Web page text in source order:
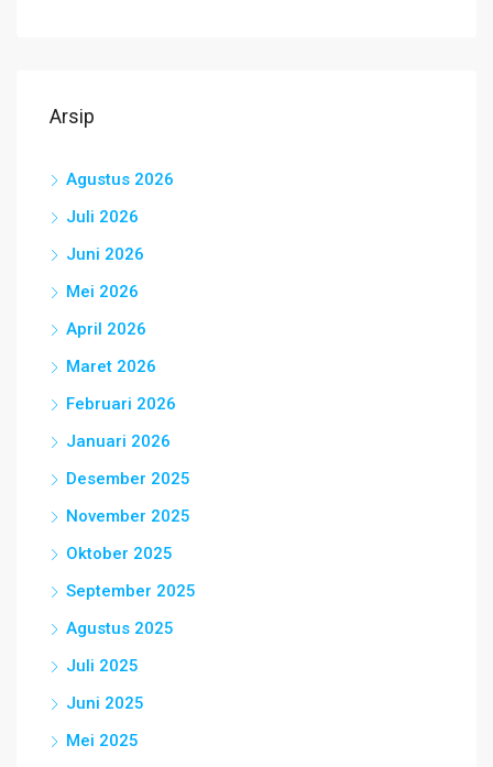
Arsip
Agustus 2026
Juli 2026
Juni 2026
Mei 2026
April 2026
Maret 2026
Februari 2026
Januari 2026
Desember 2025
November 2025
Oktober 2025
September 2025
Agustus 2025
Juli 2025
Juni 2025
Mei 2025